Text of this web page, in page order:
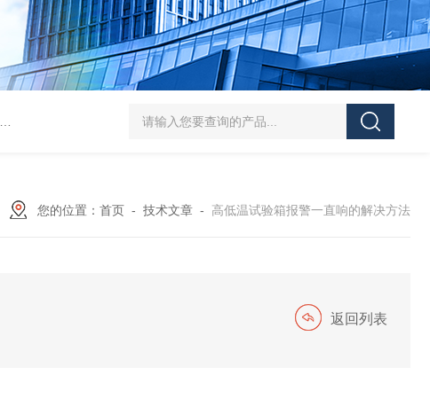
HT/SC-800砂尘试验机厂家 HT/GDSJ-80天津小型高低温交变湿热试验
您的位置： 首页 - 技术文章 - 高低温试验箱报警一直响的解决方法
返回列表